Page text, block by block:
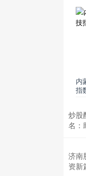
内
指
炒股
名：
济南
资新